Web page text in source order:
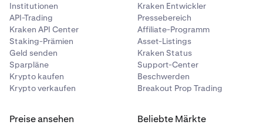
Institutionen
API-Trading
Kraken API Center
Staking-Prämien
Geld senden
Sparpläne
Krypto kaufen
Krypto verkaufen
Kraken Entwickler
Pressebereich
Affiliate-Programm
Asset-Listings
Kraken Status
Support-Center
Beschwerden
Breakout Prop Trading
Preise ansehen Beliebte Märkte